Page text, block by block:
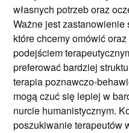
własnych potrzeb oraz
Ważne jest
które chcemy omówić
podejściem
preferować bardziej
terapia poznawczo-
mogą czuć się lepiej w
nurcie humanistycznym.
poszukiwanie terapeutów